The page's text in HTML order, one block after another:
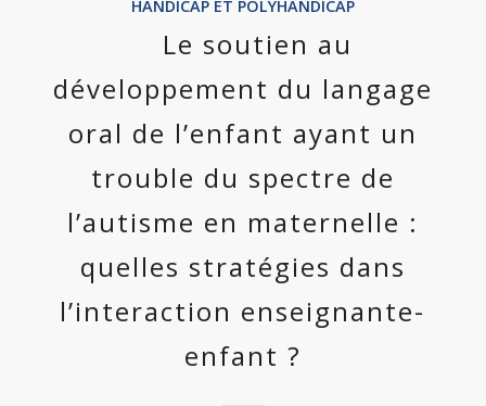
HANDICAP ET POLYHANDICAP
Le soutien au
développement du langage
oral de l’enfant ayant un
trouble du spectre de
l’autisme en maternelle :
quelles stratégies dans
l’interaction enseignante-
enfant ?